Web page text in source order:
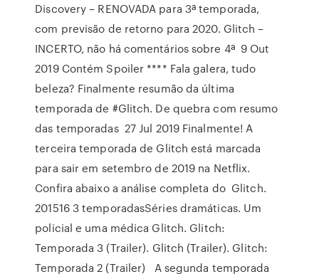
Discovery – RENOVADA para 3ª temporada,
com previsão de retorno para 2020. Glitch –
INCERTO, não há comentários sobre 4ª 9 Out
2019 Contém Spoiler **** Fala galera, tudo
beleza? Finalmente resumão da última
temporada de #Glitch. De quebra com resumo
das temporadas 27 Jul 2019 Finalmente! A
terceira temporada de Glitch está marcada
para sair em setembro de 2019 na Netflix.
Confira abaixo a análise completa do Glitch.
201516 3 temporadasSéries dramáticas. Um
policial e uma médica Glitch. Glitch:
Temporada 3 (Trailer). Glitch (Trailer). Glitch:
Temporada 2 (Trailer) A segunda temporada